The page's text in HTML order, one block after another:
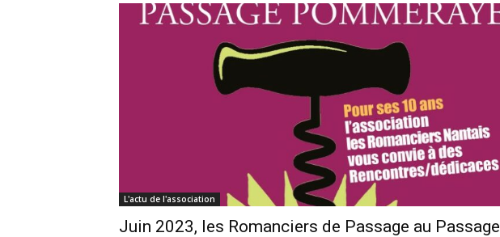
L'actu de l'association
Juin 2023, les Romanciers de Passage au Passage